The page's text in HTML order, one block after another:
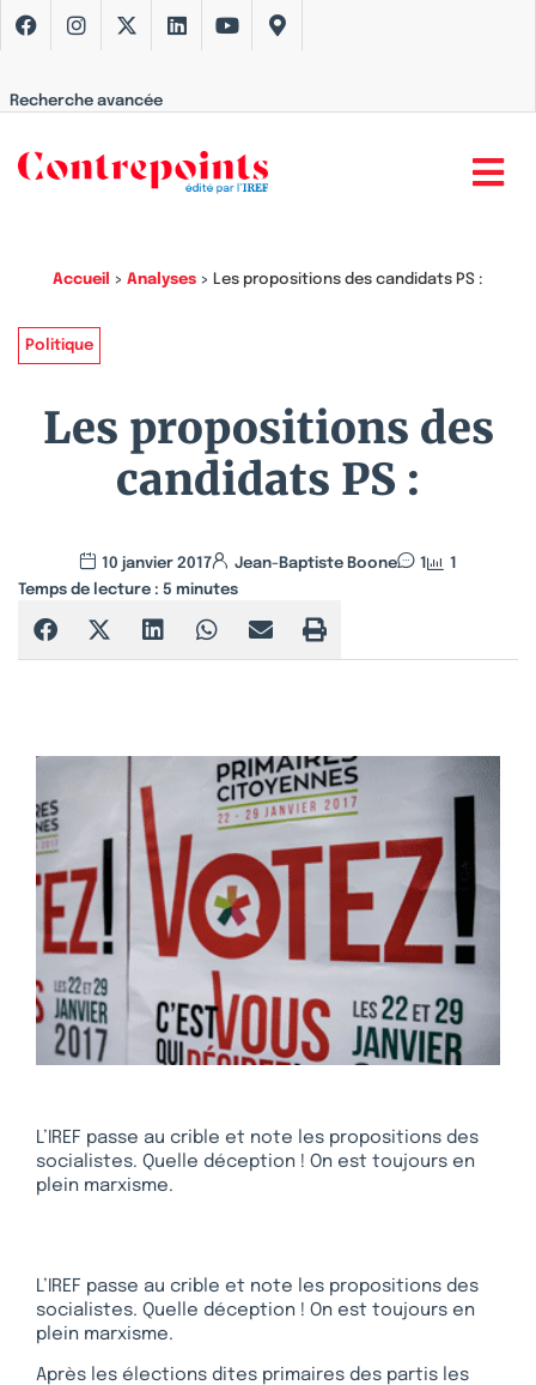
Recherche avancée
Accueil > Analyses > Les propositions des candidats PS :
Politique
Les propositions des
candidats PS :
10 janvier 2017 Jean-Baptiste Boone 1
1
Temps de lecture : 5 minutes
L’IREF passe au crible et note les propositions des
socialistes. Quelle déception ! On est toujours en
plein marxisme.
L’IREF passe au crible et note les propositions des
socialistes. Quelle déception ! On est toujours en
plein marxisme.
Après les élections dites primaires des partis les